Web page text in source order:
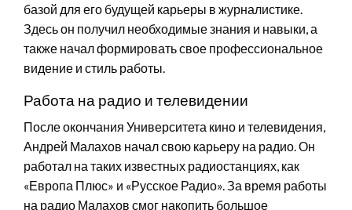
базой для его будущей карьеры в журналистике.
Здесь он получил необходимые знания и навыки, а
также начал формировать свое профессиональное
видение и стиль работы.
Работа на радио и телевидении
После окончания Университета кино и телевидения,
Андрей Малахов начал свою карьеру на радио. Он
работал на таких известных радиостанциях, как
«Европа Плюс» и «Русское Радио». За время работы
на радио Малахов смог накопить большое